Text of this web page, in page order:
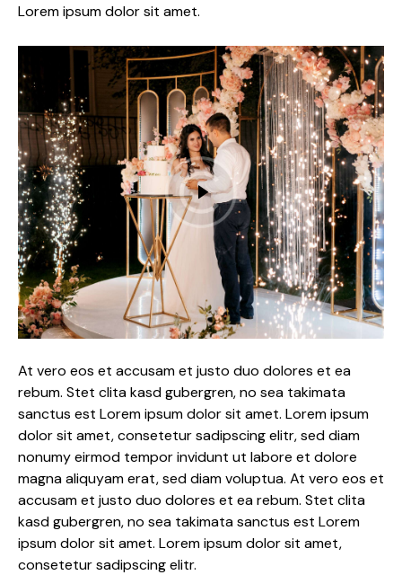
Lorem ipsum dolor sit amet.
At vero eos et accusam et justo duo dolores et ea
rebum. Stet clita kasd gubergren, no sea takimata
sanctus est Lorem ipsum dolor sit amet. Lorem ipsum
dolor sit amet, consetetur sadipscing elitr, sed diam
nonumy eirmod tempor invidunt ut labore et dolore
magna aliquyam erat, sed diam voluptua. At vero eos et
accusam et justo duo dolores et ea rebum. Stet clita
kasd gubergren, no sea takimata sanctus est Lorem
ipsum dolor sit amet. Lorem ipsum dolor sit amet,
consetetur sadipscing elitr.